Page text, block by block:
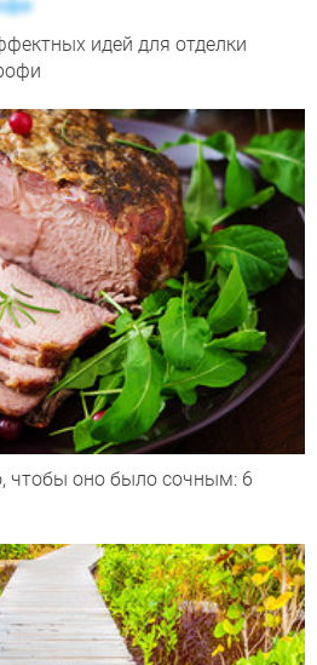
идей для отделки
чтобы оно было сочным: 6